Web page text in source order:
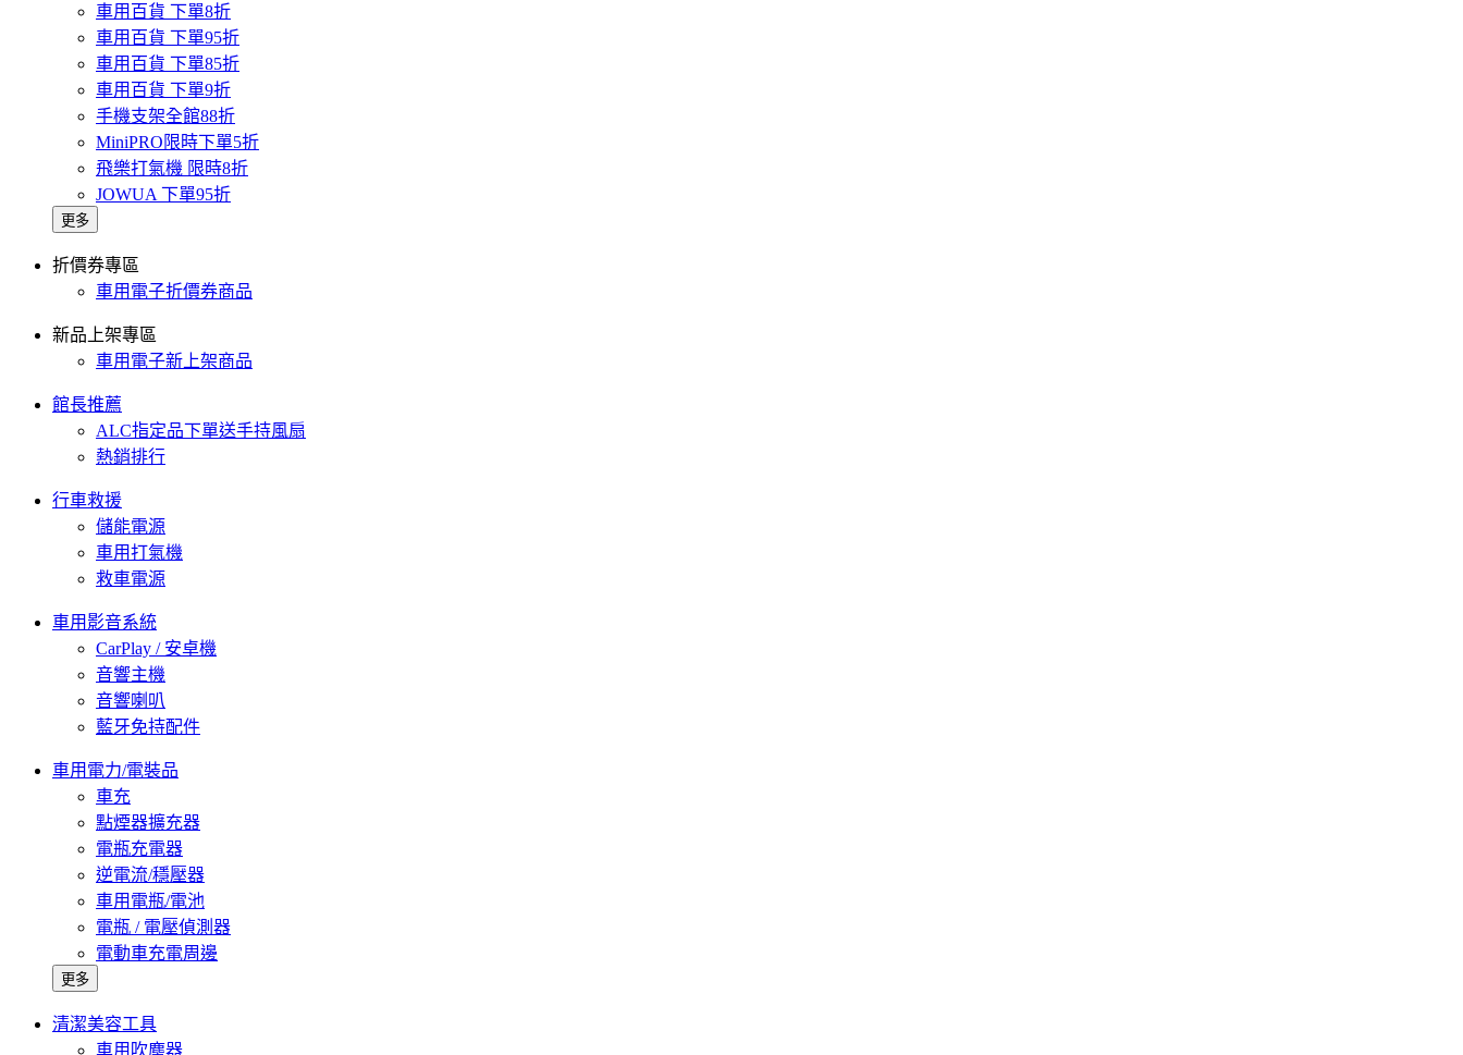
車用百貨 下單8折
車用百貨 下單95折
車用百貨 下單85折
車用百貨 下單9折
手機支架全館88折
MiniPRO限時下單5折
飛樂打氣機 限時8折
JOWUA 下單95折
更多
折價券專區
車用電子折價券商品
新品上架專區
車用電子新上架商品
館長推薦
ALC指定品下單送手持風扇
熱銷排行
行車救援
儲能電源
車用打氣機
救車電源
車用影音系統
CarPlay / 安卓機
音響主機
音響喇叭
藍牙免持配件
車用電力/電裝品
車充
點煙器擴充器
電瓶充電器
逆電流/穩壓器
車用電瓶/電池
電瓶 / 電壓偵測器
電動車充電周邊
更多
清潔美容工具
車用吹塵器